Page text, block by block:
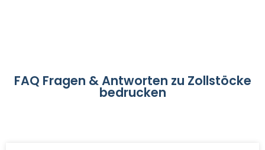
FAQ Fragen & Antworten zu Zollstöcke
bedrucken